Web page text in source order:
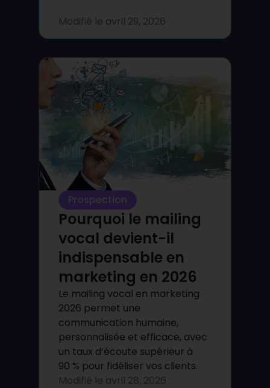
Modifié le avril 29, 2026
Prospection
Pourquoi le mailing
vocal devient-il
indispensable en
marketing en 2026
Le mailing vocal en marketing
2026 permet une
communication humaine,
personnalisée et efficace, avec
un taux d’écoute supérieur à
90 % pour fidéliser vos clients.
Modifié le avril 28, 2026